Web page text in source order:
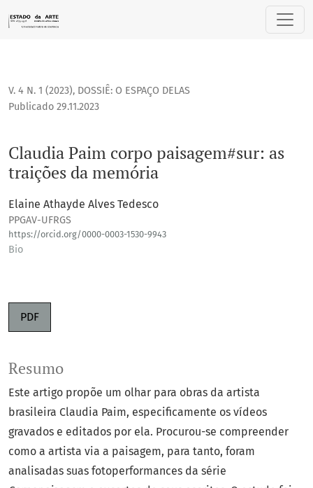
Claudia Paim corpo paisagem#sur: as traições da memória
V. 4 N. 1 (2023), DOSSIÊ: O ESPAÇO DELAS
Claudia Paim corpo paisagem#sur: as
traições da memória
Publicado 29.11.2023
Elaine Athayde Alves Tedesco
PPGAV-UFRGS
https://orcid.org/0000-0003-1530-9943
Bio
PDF
Resumo
Este artigo propõe um olhar para obras da artista
brasileira Claudia Paim, especificamente os vídeos
gravados e editados por ela. Procurou-se compreender
como a artista via a paisagem, para tanto, foram
analisadas suas fotoperformances da série